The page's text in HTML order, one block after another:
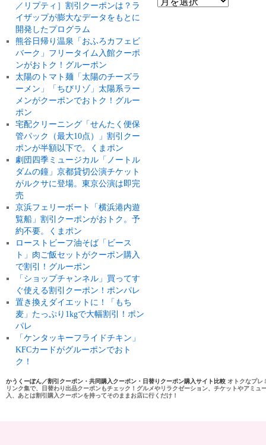
／リプティ］割引クーポンは？ラ
イザップが膨大なデータをもとに
開発したプログラム
熊谷日帰り温泉「おふろカフェビ
バーク」フリータイム入館クーポ
ンがおトク！グルーポン
太陽のトマト麺「太陽のチーズラ
ーメン」「ちびリゾ」太陽系ラー
メンがクーポンでおトク！グルー
ポン
宅配クリーニング「せんたく便保
管パック（最大10点）」割引クー
ポンが半額以下で。くまポン
劇団四季ミュージカル「ノートル
ダムの鐘」京都貸切公演チケット
がルクサに登場。東京公演は即完
売
京浜フェリーボート「横浜港内遊
覧船」割引クーポンがおトク。予
約不要。くまポン
ローストビーフ油そば「ビース
ト」肉ご飯セットがクーポン購入
で割引！グルーポン
「ショップチャンネル」買ってす
ぐ使える割引クーポン！ポンパレ
置き換えダイエットに！「もち
麦」たっぷり1kgで大幅割引！ポン
パレ
「ケンタッキーフライドチキン」
KFCカードがグルーポンでおト
ク！
かうくーぽん／割引クーポン・共同購入クーポン・日替りクーポン購入サイト比較 オトクなプレ
リンク集で、日替わり出品クーポンもチェック！グルメやリラクゼーション、チケットやアミ
入、あとは割引購入クーポンを持ってそのままお店に行くだけ！